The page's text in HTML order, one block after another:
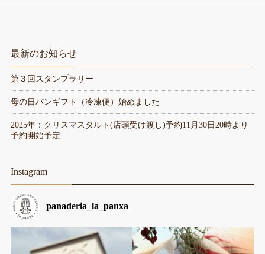
最新のお知らせ
第３回スタンプラリー
母の日パンギフト（冷凍便）始めました
2025年：クリスマスタルト(店頭受け渡し)予約11月30日20時より
予約開始予定
Instagram
panaderia_la_panxa